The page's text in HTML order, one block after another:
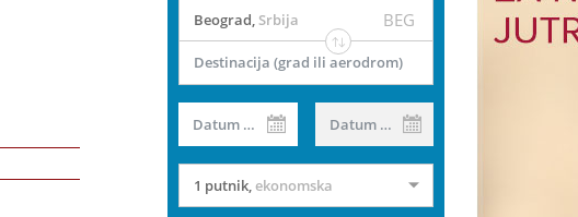
Beograd, Srbija BEG
Destinacija (grad ili aerodrom)
Datum od Datum do
1 putnik,ekonomska